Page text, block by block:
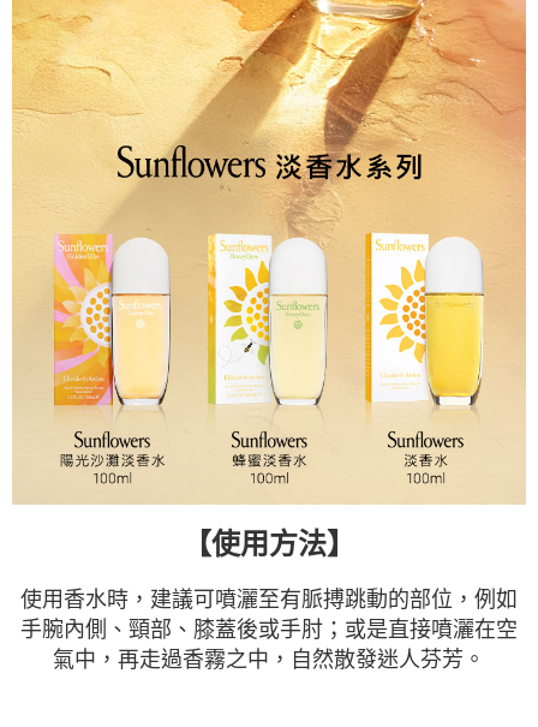
【使用方法】
使用香水時，建議可噴灑至有脈搏跳動的部位，例如
手腕內側、頸部、膝蓋後或手肘；或是直接噴灑在空
氣中，再走過香霧之中，自然散發迷人芬芳。